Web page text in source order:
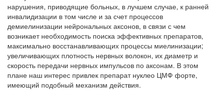
нарушения, приводящие больных, в лучшем случае, к ранней
инвалидизации в том числе и за счет процессов
демиелинизации нейрональных аксонов, в связи с чем
возникает необходимость поиска эффективных препаратов,
максимально восстанавливающих процессы миелинизации;
увеличивающих плотность нервных волокон, их диаметр и
скорость передачи нервных импульсов по аксонам. В этом
плане наш интерес привлек препарат нуклео ЦМФ форте,
имеющий подобный механизм действия.